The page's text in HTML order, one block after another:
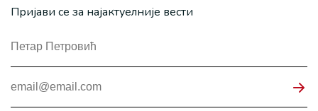
Пријави се за најактуелније вести